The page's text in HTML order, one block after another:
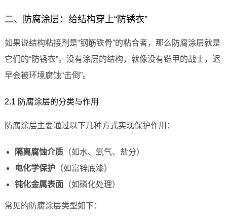
二、防腐涂层：给结构穿上“防锈衣”
如果说结构粘接剂是“钢筋铁骨”的粘合者，那么防腐涂层就是
它们的“防锈衣”。没有涂层的结构，就像没有铠甲的战士，迟
早会被环境腐蚀“击倒”。
2.1 防腐涂层的分类与作用
防腐涂层主要通过以下几种方式实现保护作用：
隔离腐蚀介质（如水、氧气、盐分）
电化学保护（如富锌底漆）
钝化金属表面 （如磷化处理）
常见的防腐涂层类型如下：